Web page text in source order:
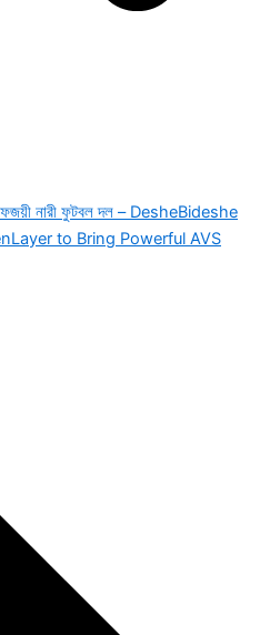
নারী ফুটবল দল – DesheBideshe
to Bring Powerful AVS